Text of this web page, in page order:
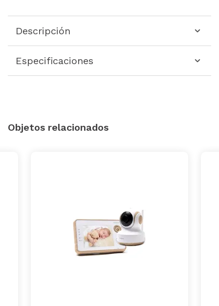
Descripción
Especificaciones
Objetos relacionados